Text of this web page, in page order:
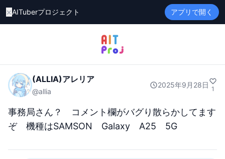
×AITuberプロジェクト アプリで開く
(ALLIA)アレリア
@allia
2025年9月28日 1
事務局さん？　コメント欄がバグり散らかしてます
ぞ　機種はSAMSON　Galaxy　A25　5G